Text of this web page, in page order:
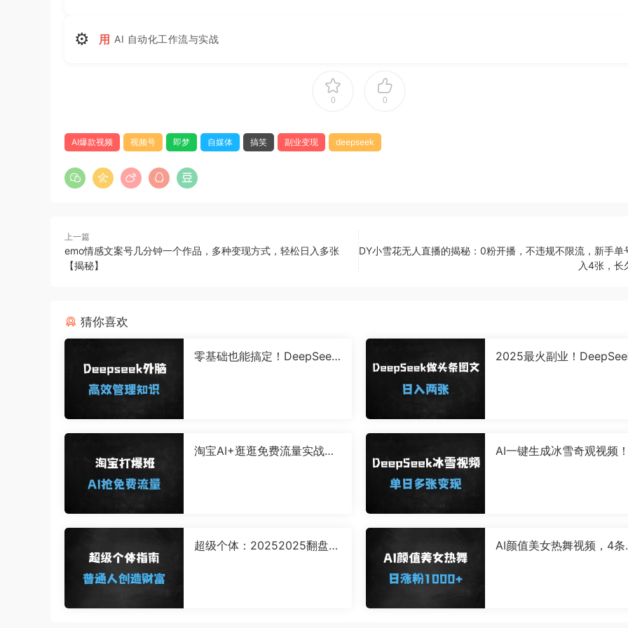
⚙ 用 AI 自动化工作流与实战
0 0
AI爆款视频 视频号 即梦 自媒体 搞笑 副业变现 deepseek
上一篇
emo情感文案号几分钟一个作品，多种变现方式，轻松日入多张
【揭秘】
DY小雪花无人直播的揭秘：0粉开播，不违规不限流，新手单
入4张，长
猜你喜欢
零基础也能搞定！DeepSeek
2025最火副业！
淘宝AI+逛逛免费流量实战
AI一键生成冰雪奇观视频
超级个体：20252025翻盘指
AI颜值美女热舞视频，4条